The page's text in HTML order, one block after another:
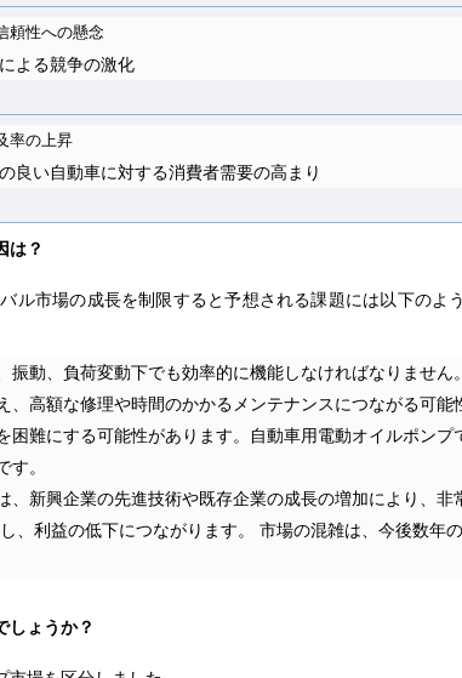
頼性への懸念
よる競争の激化
率の上昇
良い自動車に対する消費者需要の高まり
は？
ル市場の成長を制限すると予想される課題には以下のよ
振動、負荷変動下でも効率的に機能しなければなりません
高額な修理や時間のかかるメンテナンスにつながる可能
難にする可能性があります。自動車用電動オイルポンプ
。
新興企業の先進技術や既存企業の成長の増加により、非
、利益の低下につながります。 市場の混雑は、今後数年
しょうか？